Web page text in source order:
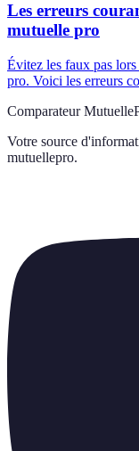
Les erreurs
mutuelle pro
Évitez les faux pas
pro. Voici les erreurs
Comparateur
Votre source
mutuellepro.